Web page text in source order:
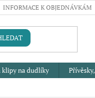
INFORMACE K OBJEDNÁVKÁM
klipy na dudlíky